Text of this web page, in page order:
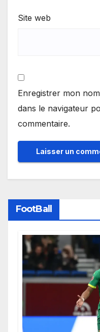
Site web
Enregistrer mon
dans le navigateur
commentaire.
FootBall